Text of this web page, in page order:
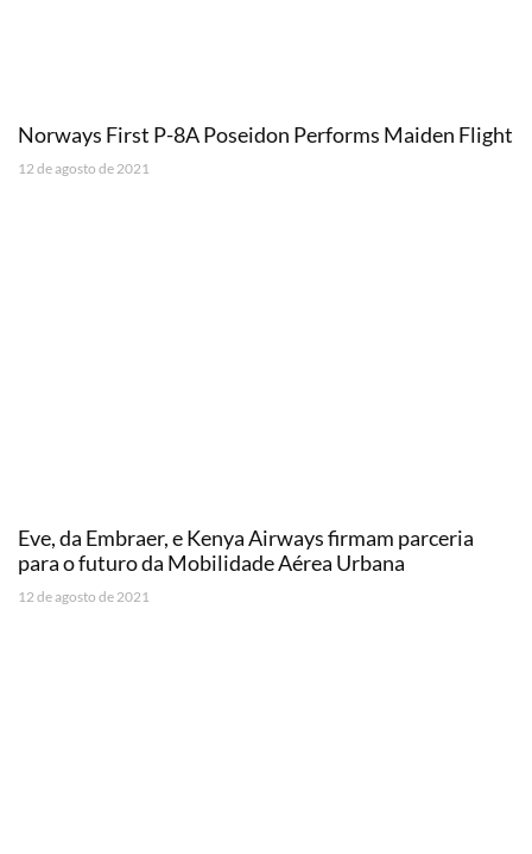
Norways First P-8A Poseidon Performs Maiden Flight
12 de agosto de 2021
Eve, da Embraer, e Kenya Airways firmam parceria
para o futuro da Mobilidade Aérea Urbana
12 de agosto de 2021